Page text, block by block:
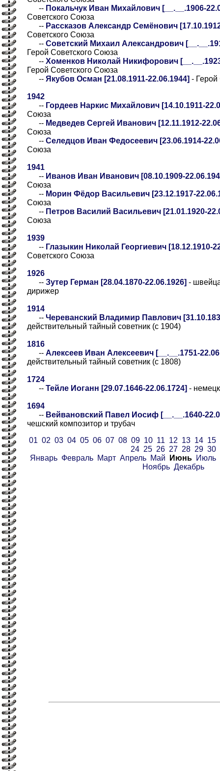
-- Покальчук Иван Михайлович [__.__.1906-
Советского Союза
-- Рассказов Александр Семёнович
Советского Союза
-- Советский Михаил Александрович
Герой Советского Союза
-- Хоменков Николай Никифорович
Герой Советского Союза
-- Якубов Осман [21.08.1911-22.06.1944] - Герой
1942
-- Гордеев Наркис Михайлович [14.10.1911-
Союза
-- Медведев Сергей Иванович [12.11.1912-
Союза
-- Селедцов Иван Федосеевич [23.06.1914-
Союза
1941
-- Иванов Иван Иванович [08.10.1909-
Союза
-- Морин Фёдор Васильевич [23.12.1917-
Союза
-- Петров Василий Васильевич [21.01.1920-
Союза
1939
-- Глазыкин Николай Георгиевич [18.12.1910-
Советского Союза
1926
-- Зутер Герман [28.04.1870-22.06.1926] -
дирижер
1914
-- Череванский Владимир Павлович
действительный тайный советник (с 1904)
1816
-- Алексеев Иван Алексеевич [__.__.1751-
действительный тайный советник (с 1808)
1724
-- Тейле Иоганн [29.07.1646-22.06.1724] -
1694
-- Вейвановский Павел Иосиф [__.__.1640-
чешский композитор и трубач
01 02 03 04 05 06 07 08 09 10 11 12 13 14 15
24 25 26 27 28 29 30
Январь Февраль Март Апрель Май Июнь Июль
Ноябрь Декабрь